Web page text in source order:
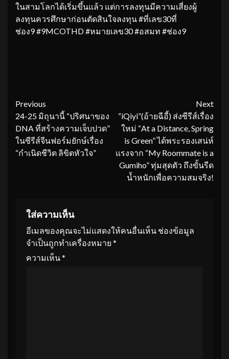
ในสามโลกได้เริ่มขึ้นแล้ว แต่การลงทุนมีความเสี่ยงผู้
ลงทุนควรศึกษาก่อนตัดสินใจลงทุน #ที่เลข30ที่
ช่อง9 #9MCOTHD #หมายเลข30 #อสมท #ช่อง9
Continue
Reading
Previous
24-25 มิถุนานี้ “ปริศนาของ
DNA ที่สร้างความเจ็บปวด”
ในซีรีส์จีนฟอร์มยักษ์เรื่อง
“กำเนิดชีวิต ลิขิตหัวใจ”
Next
“iQiyi”(อ้ายฉีอี้) ส่งซีรีส์เรื่อง
ใหม่ “At a Distance, Spring
is Green” ได้พระรองเสน่ห์
แรงจาก “My Roommate is a
Gumiho” ทุ่มสุดตัว ถึงขั้นรีด
น้ำหนักเพื่อความสมจริง!
ใส่ความเห็น
อีเมลของคุณจะไม่แสดงให้คนอื่นเห็น ช่องข้อมูล
จำเป็นถูกทำเครื่องหมาย *
ความเห็น*